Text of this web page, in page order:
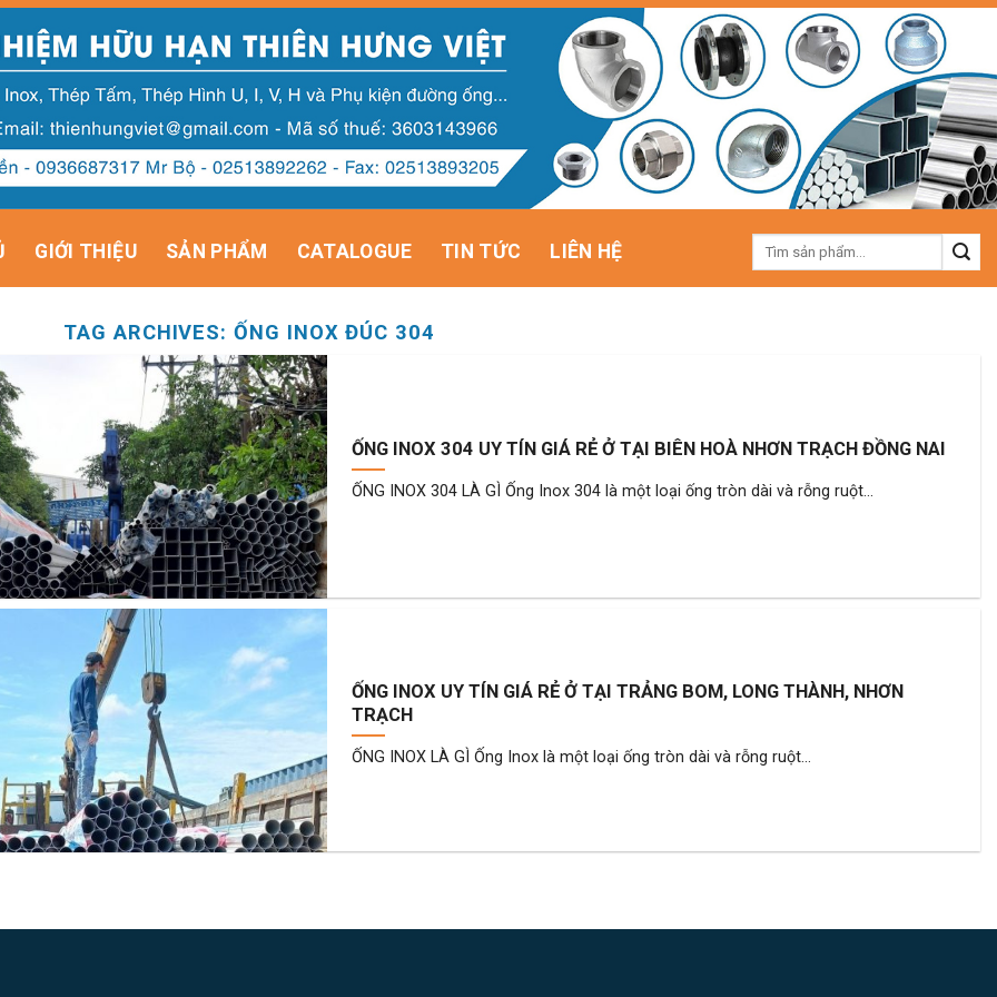
GIỚI THIỆU SẢN PHẨM CATALOGUE TIN TỨC LIÊN HỆ
Tìm
TAG ARCHIVES:ỐNG INOX ĐÚC 304
ỐNG INOX 304 UY TÍN GIÁ RẺ Ở TẠI BIÊN HOÀ NHƠN TRẠCH ĐỒNG NAI
ỐNG INOX 304 LÀ GÌ Ống Inox 304 là một loại ống tròn dài và rỗng ruột...
ỐNG INOX UY TÍN GIÁ RẺ Ở TẠI TRẢNG BOM, LONG THÀNH, NHƠN
TRẠCH
ỐNG INOX LÀ GÌ Ống Inox là một loại ống tròn dài và rỗng ruột...